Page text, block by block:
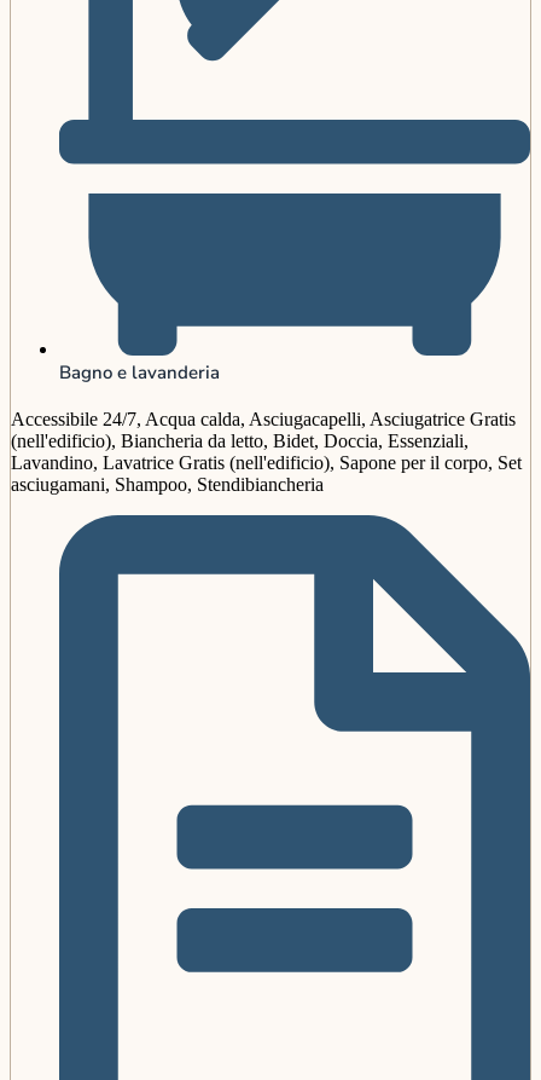
Bagno e lavanderia
Accessibile 24/7, Acqua calda, Asciugacapelli, Asciugatrice Gratis
(nell'edificio), Biancheria da letto, Bidet, Doccia, Essenziali,
Lavandino, Lavatrice Gratis (nell'edificio), Sapone per il corpo, Set
asciugamani, Shampoo, Stendibiancheria